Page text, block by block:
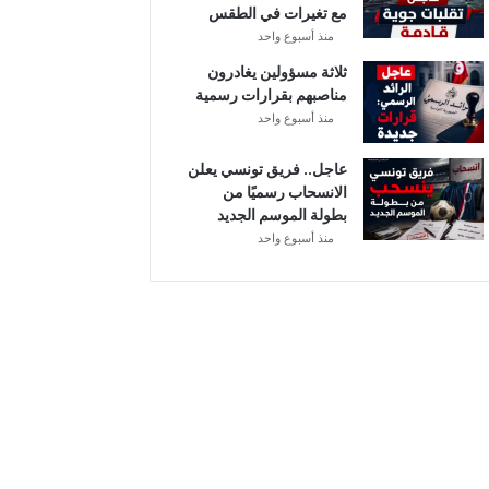
مع تغيرات في الطقس
منذ أسبوع واحد
ثلاثة مسؤولين يغادرون
مناصبهم بقرارات رسمية
منذ أسبوع واحد
عاجل.. فريق تونسي يعلن
الانسحاب رسميًا من
بطولة الموسم الجديد
منذ أسبوع واحد